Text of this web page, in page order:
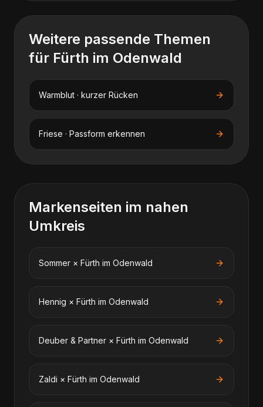
Weitere passende Themen
für Fürth im Odenwald
Warmblut · kurzer Rücken
Friese · Passform erkennen
Markenseiten im nahen
Umkreis
Sommer × Fürth im Odenwald
Hennig × Fürth im Odenwald
Deuber & Partner × Fürth im Odenwald
Zaldi × Fürth im Odenwald